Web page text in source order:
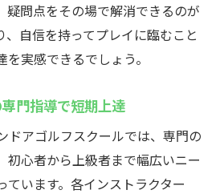
疑問点をその場で解消できるのが
、自信を持ってプレイに臨むこと
実感できるでしょう。
門指導で短期上達
ドアゴルフスクールでは、専門の
初心者から上級者まで幅広いニー
ています。各インストラクター